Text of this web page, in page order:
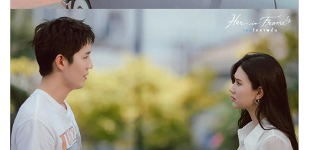
17-07-2569 Her in Frame